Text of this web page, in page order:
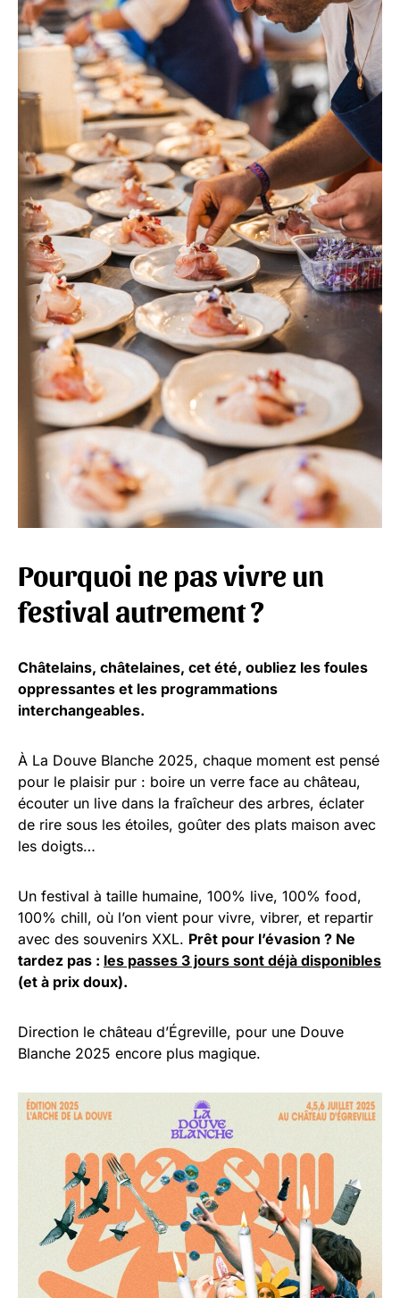
Pourquoi ne pas vivre un
festival autrement ?
Châtelains, châtelaines, cet été, oubliez les foules
oppressantes et les programmations
interchangeables.
À La Douve Blanche 2025, chaque moment est pensé
pour le plaisir pur : boire un verre face au château,
écouter un live dans la fraîcheur des arbres, éclater
de rire sous les étoiles, goûter des plats maison avec
les doigts…
Un festival à taille humaine, 100% live, 100% food,
100% chill, où l’on vient pour vivre, vibrer, et repartir
avec des souvenirs XXL. Prêt pour l’évasion ? Ne
tardez pas : les passes 3 jours sont déjà disponibles
(et à prix doux).
Direction le château d’Égreville, pour une Douve
Blanche 2025 encore plus magique.